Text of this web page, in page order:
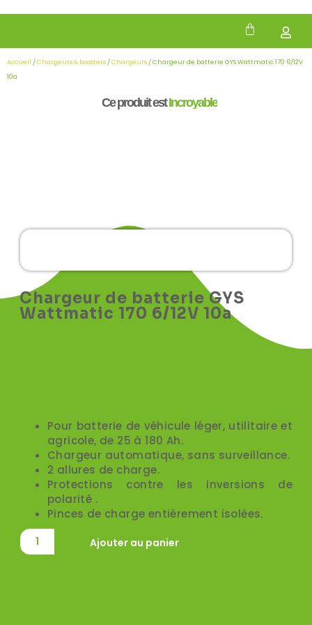
Accueil /Chargeurs & boosters /Chargeurs / Chargeur de batterie GYS Wattmatic 170 6/12V
10a
Ce produit estIncroyable
Chargeur de batterie GYS
Wattmatic 170 6/12V 10a
Pour batterie de véhicule léger, utilitaire et
agricole, de 25 à 180 Ah.
Chargeur automatique, sans surveillance.
2 allures de charge.
Protections contre les inversions de
polarité .
Pinces de charge entièrement isolées.
Ajouter au panier